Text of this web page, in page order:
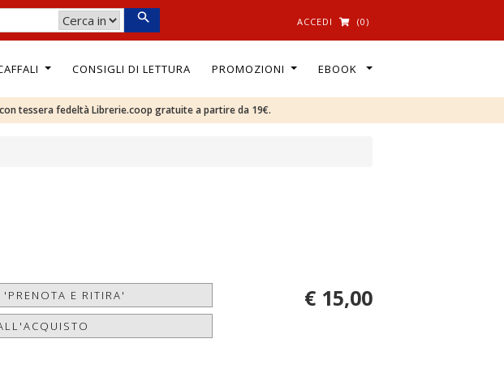
ACCEDI (0)
CONSIGLI DI LETTURA PROMOZIONI EBOOK
tessera fedeltà Librerie.coop gratuite a partire da 19€.
E RITIRA' € 15,00